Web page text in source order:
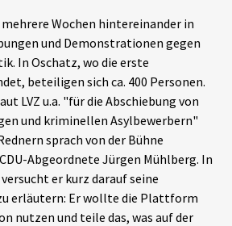
Wochen hintereinander in
und Demonstrationen gegen
In Oschatz, wo die erste
beteiligen sich ca. 400 Personen.
LVZ u.a. "für die Abschiebung von
und kriminellen Asylbewerbern"
sprach von der Bühne
Abgeordnete Jürgen Mühlberg. In
er kurz darauf seine
erläutern: Er wollte die Plattform
nutzen und teile das, was auf der